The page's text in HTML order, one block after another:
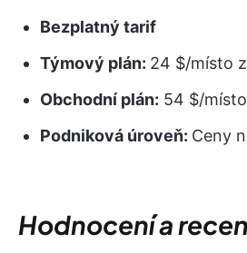
Bezplatný tarif
Týmový plán: 24 $/místo
Obchodní plán: 54 $/
Podniková úroveň: Ceny
Hodnocení a